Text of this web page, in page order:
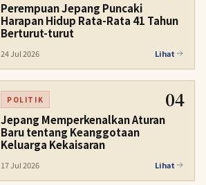
Perempuan Jepang Puncaki
Harapan Hidup Rata-Rata 41 Tahun
Berturut-turut
24 Jul 2026 Lihat
POLITIK 04
Jepang Memperkenalkan Aturan
Baru tentang Keanggotaan
Keluarga Kekaisaran
17 Jul 2026 Lihat